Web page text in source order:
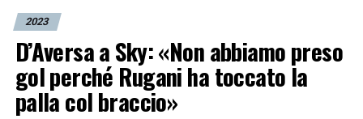
2023
D’Aversa a Sky: «Non abbiamo preso
gol perché Rugani ha toccato la
palla col braccio»